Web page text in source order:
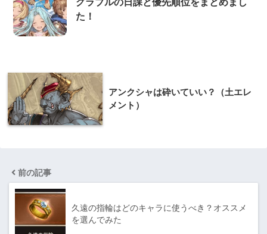
グラブルの日課と優先順位をまとめまし
た！
アンクシャは砕いていい？（土エレ
メント）
前の記事
久遠の指輪はどのキャラに使うべき？オススメ
を選んでみた